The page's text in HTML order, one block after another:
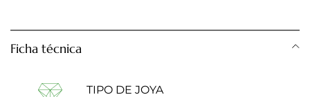
Ficha técnica
TIPO DE JOYA